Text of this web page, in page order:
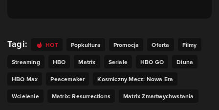
Tagi: HOT Popkultura Promocja Oferta
Filmy
Streaming
HBO Matrix Seriale HBO GO
Diuna
HBO Max
Peacemaker
Kosmiczny Mecz: Nowa Era
Wcielenie
Matrix: Resurrections Matrix Zmartwychwstania